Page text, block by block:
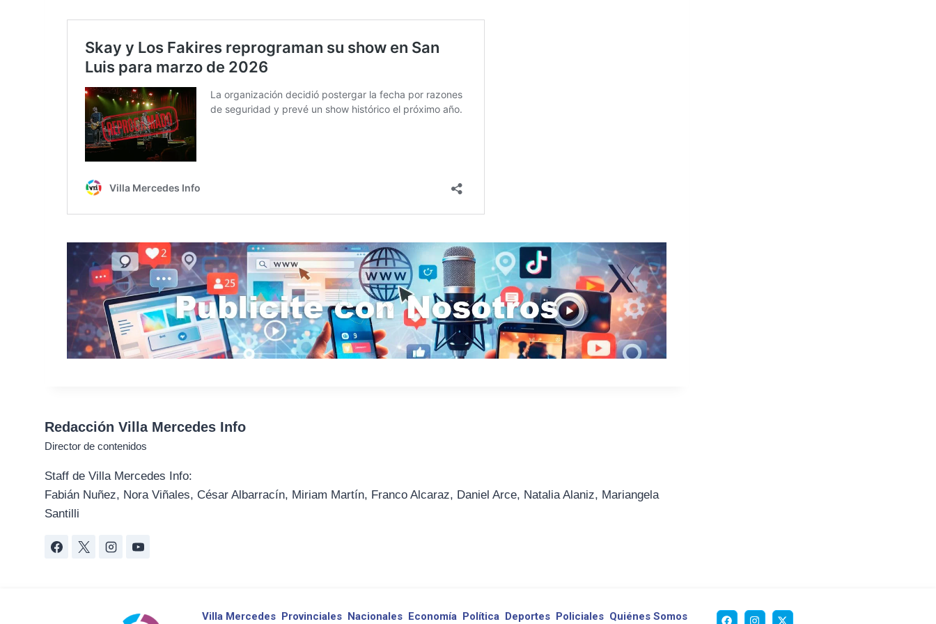
Redacción Villa Mercedes Info
Director de contenidos
Staff de Villa Mercedes Info:
Fabián Nuñez, Nora Viñales, César Albarracín, Miriam Martín, Franco Alcaraz, Daniel Arce, Natalia Alaniz, Mariangela
Santilli
Villa Mercedes Provinciales Nacionales Economía Política Deportes Policiales Quiénes Somos